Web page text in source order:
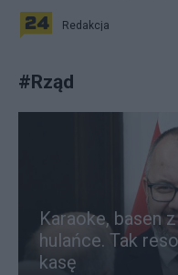
Redakcja
#Rząd
Karaoke, basen
hulańce. Tak
kasę